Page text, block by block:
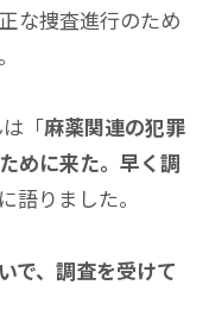
な捜査進行のため
「麻薬関連の犯罪
めに来た。早く調
語りました。
で、調査を受けて